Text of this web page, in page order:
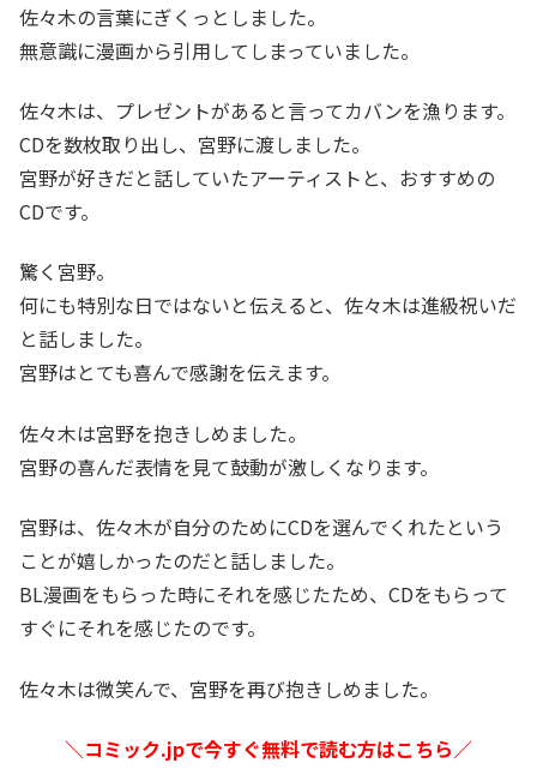
佐々木の言葉にぎくっとしました。
無意識に漫画から引用してしまっていました。
佐々木は、プレゼントがあると言ってカバンを漁ります。
CDを数枚取り出し、宮野に渡しました。
宮野が好きだと話していたアーティストと、おすすめの
CDです。
驚く宮野。
何にも特別な日ではないと伝えると、佐々木は進級祝いだ
と話しました。
宮野はとても喜んで感謝を伝えます。
佐々木は宮野を抱きしめました。
宮野の喜んだ表情を見て鼓動が激しくなります。
宮野は、佐々木が自分のためにCDを選んでくれたという
ことが嬉しかったのだと話しました。
BL漫画をもらった時にそれを感じたため、CDをもらって
すぐにそれを感じたのです。
佐々木は微笑んで、宮野を再び抱きしめました。
＼コミック.jpで今すぐ無料で読む方はこちら／